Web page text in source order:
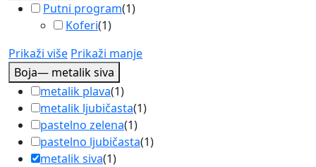
Putni program(1)
Koferi(1)
Prikaži više Prikaži manje
Boja— metalik siva
metalik plava(1)
metalik ljubičasta(1)
pastelno zelena(1)
pastelno ljubičasta(1)
metalik siva(1)